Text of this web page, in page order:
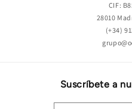
CIF:
28010
(+34)
Suscríbete a